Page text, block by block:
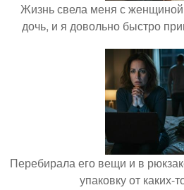
Жизнь свела меня с
дочь, и я довольно быстро
Перебирала его вещи и в
упаковку от каких-